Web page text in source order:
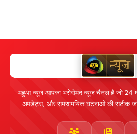
महुआ न्यूज़ आपका भरोसेमंद न्यूज़ चैनल है जो 24
अपडेट्स, और समसामयिक घटनाओं की सटीक